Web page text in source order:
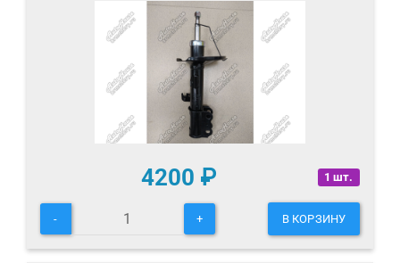
1 шт.
4200 ₽
- + В КОРЗИНУ